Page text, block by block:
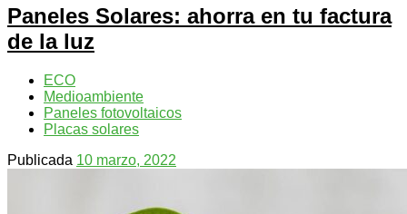
Paneles Solares: ahorra en tu factura
de la luz
ECO
Medioambiente
Paneles fotovoltaicos
Placas solares
Publicada 10 marzo, 2022